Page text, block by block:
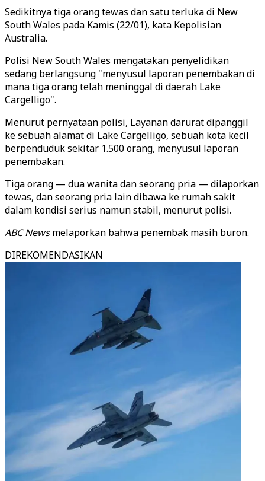
Sedikitnya tiga orang tewas dan satu terluka di New
South Wales pada Kamis (22/01), kata Kepolisian
Australia.
Polisi New South Wales mengatakan penyelidikan
sedang berlangsung "menyusul laporan penembakan di
mana tiga orang telah meninggal di daerah Lake
Cargelligo".
Menurut pernyataan polisi, Layanan darurat dipanggil
ke sebuah alamat di Lake Cargelligo, sebuah kota kecil
berpenduduk sekitar 1.500 orang, menyusul laporan
penembakan.
Tiga orang — dua wanita dan seorang pria — dilaporkan
tewas, dan seorang pria lain dibawa ke rumah sakit
dalam kondisi serius namun stabil, menurut polisi.
ABC Newsmelaporkan bahwa penembak masih buron.
DIREKOMENDASIKAN